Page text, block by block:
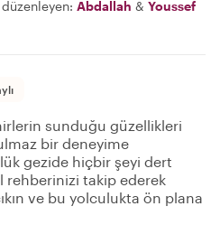
Abdallah & Youssef
sunduğu güzellikleri
bir deneyime
gezide hiçbir şeyi dert
rehberinizi takip ederek
ve bu yolculukta ön plana